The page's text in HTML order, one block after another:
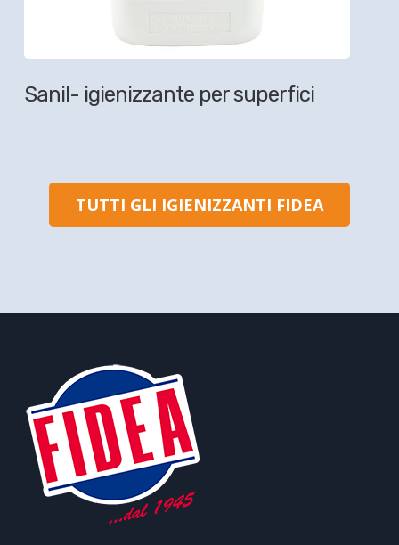
Sanil- igienizzante per superfici
TUTTI GLI IGIENIZZANTI FIDEA